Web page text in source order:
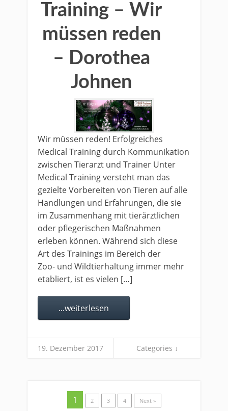
Training – Wir
müssen reden
– Dorothea
Johnen
Wir müssen reden! Erfolgreiches
Medical Training durch Kommunikation
zwischen Tierarzt und Trainer Unter
Medical Training versteht man das
gezielte Vorbereiten von Tieren auf alle
Handlungen und Erfahrungen, die sie
im Zusammenhang mit tierärztlichen
oder pflegerischen Maßnahmen
erleben können. Während sich diese
Art des Trainings im Bereich der
Zoo- und Wildtierhaltung immer mehr
etabliert, ist es vielen […]
...weiterlesen
19. Dezember 2017 Categories ↓
1 2 3 4 Next »